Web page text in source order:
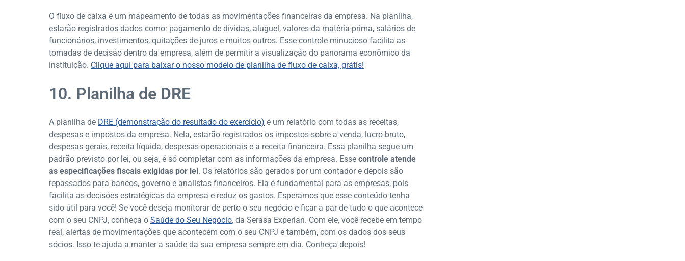
O fluxo de caixa é um mapeamento de todas as movimentações financeiras da empresa. Na planilha,
estarão registrados dados como: pagamento de dívidas, aluguel, valores da matéria-prima, salários de
funcionários, investimentos, quitações de juros e muitos outros. Esse controle minucioso facilita as
tomadas de decisão dentro da empresa, além de permitir a visualização do panorama econômico da
instituição. Clique aqui para baixar o nosso modelo de planilha de fluxo de caixa, grátis!
10. Planilha de DRE
A planilha de DRE (demonstração do resultado do exercício) é um relatório com todas as receitas,
despesas e impostos da empresa. Nela, estarão registrados os impostos sobre a venda, lucro bruto,
despesas gerais, receita líquida, despesas operacionais e a receita financeira. Essa planilha segue um
padrão previsto por lei, ou seja, é só completar com as informações da empresa. Esse controle atende
as especificações fiscais exigidas por lei. Os relatórios são gerados por um contador e depois são
repassados para bancos, governo e analistas financeiros. Ela é fundamental para as empresas, pois
facilita as decisões estratégicas da empresa e reduz os gastos. Esperamos que esse conteúdo tenha
sido útil para você! Se você deseja monitorar de perto o seu negócio e ficar a par de tudo o que acontece
com o seu CNPJ, conheça o Saúde do Seu Negócio, da Serasa Experian. Com ele, você recebe em tempo
real, alertas de movimentações que acontecem com o seu CNPJ e também, com os dados dos seus
sócios. Isso te ajuda a manter a saúde da sua empresa sempre em dia. Conheça depois!